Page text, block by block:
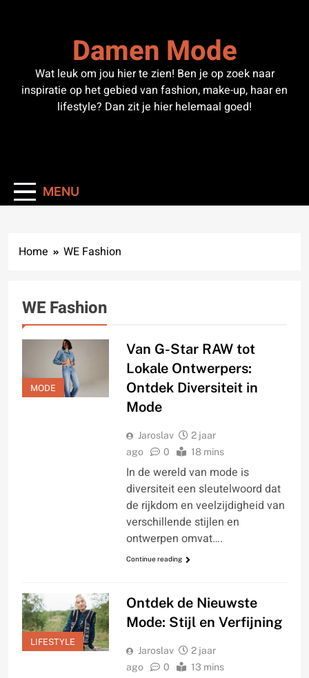
Damen Mode
Wat leuk om jou hier te zien! Ben je op zoek naar
inspiratie op het gebied van fashion, make-up, haar en
lifestyle? Dan zit je hier helemaal goed!
MENU
Home WE Fashion
WE Fashion
MODE
Van G-Star RAW tot
Lokale Ontwerpers:
Ontdek Diversiteit in
Mode
Jaroslav
2 jaar
ago
0 18 mins
In de wereld van mode is
diversiteit een sleutelwoord dat
de rijkdom en veelzijdigheid van
verschillende stijlen en
ontwerpen omvat….
Continue reading
LIFESTYLE
Ontdek de Nieuwste
Mode: Stijl en Verfijning
Jaroslav
2 jaar
ago
0 13 mins